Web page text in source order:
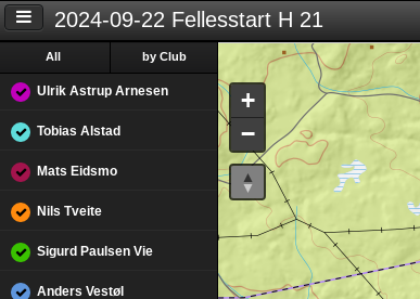
2024-09-22 Fellesstart H 21
Ulrik Astrup Arnesen
Tobias Alstad
Mats Eidsmo
Nils Tveite
Sigurd Paulsen Vie
Anders Vestøl
All by Club
+
−